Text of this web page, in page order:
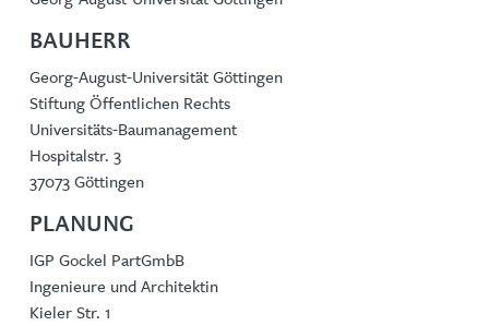
BAUHERR
Georg-August-Universität Göttingen
Stiftung Öffentlichen Rechts
Universitäts-Baumanagement
Hospitalstr. 3
37073 Göttingen
PLANUNG
IGP Gockel PartGmbB
Ingenieure und Architektin
Kieler Str. 1